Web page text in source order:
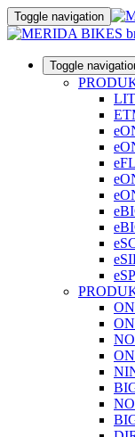
Toggle navigation
Toggle